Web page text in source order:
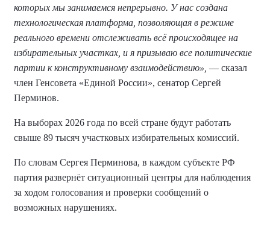
которых мы занимаемся непрерывно. У нас создана
технологическая платформа, позволяющая в режиме
реального времени отслеживать всё происходящее на
избирательных участках, и я призываю все политические
партии к конструктивному взаимодействию», — сказал
член Генсовета «Единой России», сенатор Сергей
Перминов.
На выборах 2026 года по всей стране будут работать
свыше 89 тысяч участковых избирательных комиссий.
По словам Сергея Перминова, в каждом субъекте РФ
партия развернёт ситуационный центры для наблюдения
за ходом голосования и проверки сообщений о
возможных нарушениях.